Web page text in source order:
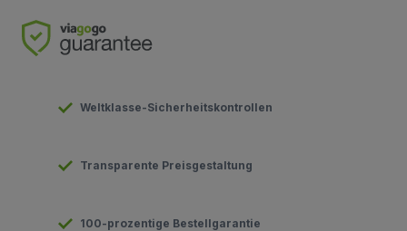
Weltklasse-Sicherheitskontrollen
Transparente Preisgestaltung
100-prozentige Bestellgarantie